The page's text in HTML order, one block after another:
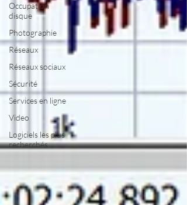
Occupation
disque
Photographie
Réseaux
Réseaux sociaux
Sécurité
Services en ligne
Video
Logiciels les plus
recherchés